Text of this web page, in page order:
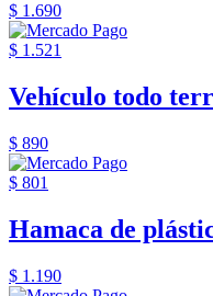
$ 1.690
$ 1.521
Vehículo todo
$ 890
$ 801
Hamaca de
$ 1.190